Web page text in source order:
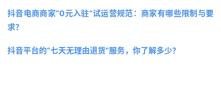
抖音电商商家“0元入驻”试运营规范：商家有哪些限制与要
求？
抖音平台的“七天无理由退货”服务，你了解多少？